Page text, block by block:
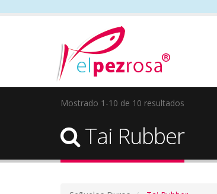
Mostrado 1-10 de 10 resultados
Tai Rubber